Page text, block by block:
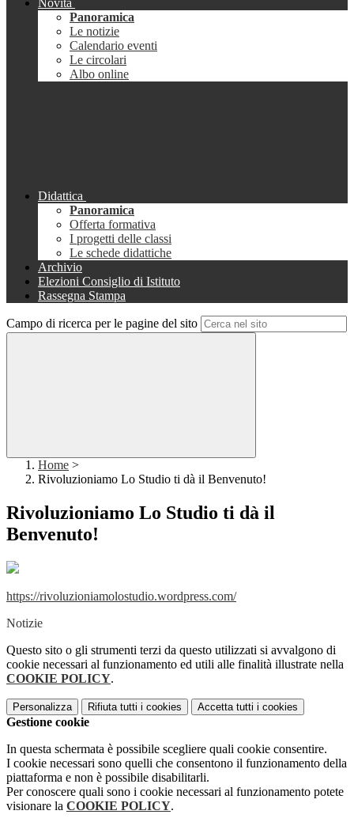
Novità
Panoramica
Le notizie
Calendario eventi
Le circolari
Albo online
Didattica
Panoramica
Offerta formativa
I progetti delle classi
Le schede didattiche
Archivio
Elezioni Consiglio di Istituto
Rassegna Stampa
Campo di ricerca per le pagine del sito
Home >
Rivoluzioniamo Lo Studio ti dà il Benvenuto!
Rivoluzioniamo Lo Studio ti dà il
Benvenuto!
https://rivoluzioniamolostudio.wordpress.com/
Notizie
Questo sito o gli strumenti terzi da questo utilizzati si avvalgono di
cookie necessari al funzionamento ed utili alle finalità illustrate nella
COOKIE POLICY.
Personalizza Rifiuta tutti i cookies Accetta tutti i cookies
Gestione cookie
In questa schermata è possibile scegliere quali cookie consentire.
I cookie necessari sono quelli che consentono il funzionamento della
piattaforma e non è possibile disabilitarli.
Per conoscere quali sono i cookie necessari al funzionamento potete
visionare la COOKIE POLICY.